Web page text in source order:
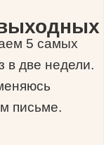
5 самых
в две недели.
письме.